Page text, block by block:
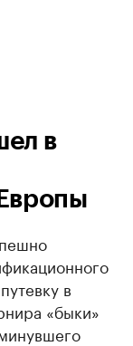
в
в
«быки»